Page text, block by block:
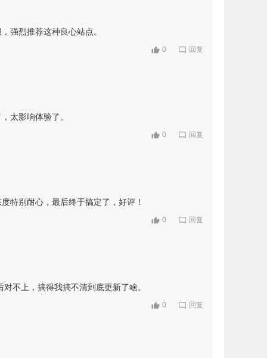
强烈推荐这种良心站点。
0 回复
太影响体验了。
0 回复
特别耐心，最后终于搞定了，好评！
0 回复
不上，搞得我搞不清到底更新了啥。
0 回复